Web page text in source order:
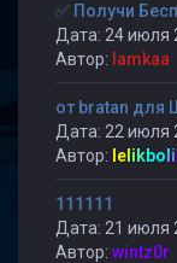
✅ Получи
Дата: 24 июля
Автор: lamkaa
от bratan для
Дата: 22 июля
Автор:
111111
Дата: 21 июля
Автор: wintz0r